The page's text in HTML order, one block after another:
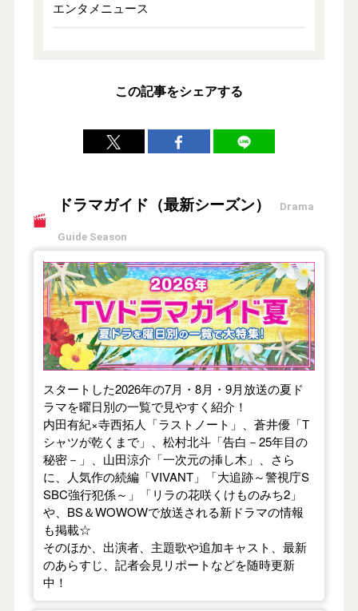
エンタメニュース
この記事をシェアする
ドラマガイド（最新シーズン） Drama
Guide Season
【2026年夏】TVドラマガイド
スタートした2026年の7月・8月・9月放送の夏ド
ラマを曜日別の一覧で見やすく紹介！
内田有紀×寺西拓人「ラストノート」、蒼井優「T
シャツが乾くまで」、松村北斗「告白－25年目の
秘密－」、山田涼介「一次元の挿し木」、さら
に、人気作の続編「VIVANT」「大追跡～警視庁S
SBC強行犯係～」「リラの花咲くけものみち2」
や、BS＆WOWOWで放送される新ドラマの情報
も掲載☆
そのほか、出演者、主題歌や追加キャスト、最新
のあらすじ、記者会見リポートなどを随時更新
中！